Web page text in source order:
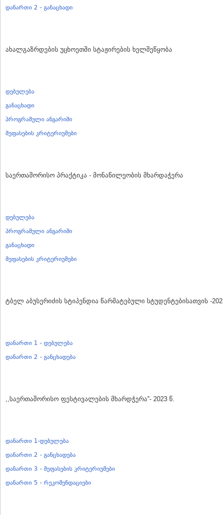
დანართი 2 - განაცხადი
ახალგაზრდების უცხოეთში სტაჟირების ხელშეწყობა
დებულება
განაცხადი
პროგრამული ანგარიში
შეფასების კრიტერიუმები
საერთაშორისო პრაქტიკა - მონაწილეობის მხარდაჭერა
დებულება
პროგრამული ანგარიში
განაცხადი
შეფასების კრიტერიუმები
ტბელ აბუსერიძის სტიპენდია წარმატებული სტუდენტებისათვის -
დანართი 1 - დებულება
დანართი 2 - განცხადება
,,საერთაშორისო ფესტივალების მხარდჭერა''- 2023 წ.
დანართი 1-დებულება
დანართი 2 - განცხადება
დანართი 3 - შეფასების კრიტერიუმები
დანართი 5 - რეკომენდაციები